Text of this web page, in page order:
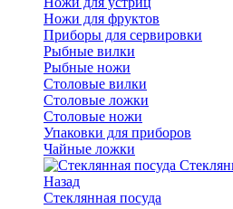
Ножи для фруктов
Приборы для сервировки
Рыбные вилки
Рыбные ножи
Столовые вилки
Столовые ложки
Столовые ножи
Упаковки для приборов
Чайные ложки
Назад
Стеклянная посуда